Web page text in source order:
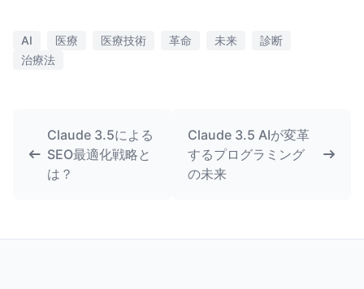
AI 医療 医療技術 革命 未来
診断
治療法
Claude 3.5による
SEO最適化戦略と
は？
Claude 3.5 AIが変革
するプログラミング
の未来